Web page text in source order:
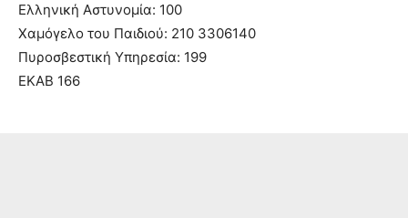
Ελληνική Αστυνομία: 100
Χαμόγελο του Παιδιού: 210 3306140
Πυροσβεστική Υπηρεσία: 199
ΕΚΑΒ 166